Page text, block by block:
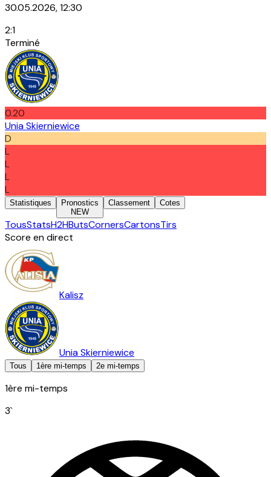
30.05.2026, 12:30
2:1
Terminé
0.20
Unia Skierniewice
D
L
L
L
L
Statistiques
Pronostics
NEW
Classement Cotes
TousStatsH2HButsCornersCartonsTirs
Score en direct
Kalisz
Unia Skierniewice
Tous 1ère mi-temps 2e mi-temps
1ère mi-temps
3`